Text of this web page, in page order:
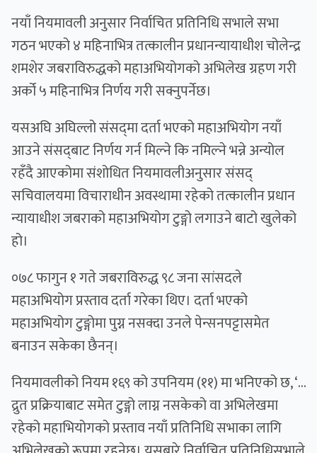
नयाँ नियमावली अनुसार निर्वाचित प्रतिनिधि सभाले सभा
गठन भएको ४ महिनाभित्र तत्कालीन प्रधानन्यायाधीश चोलेन्द्र
शमशेर जबराविरुद्धको महाअभियोगको अभिलेख ग्रहण गरी
अर्को ५ महिनाभित्र निर्णय गरी सक्नुपर्नेछ।
यसअघि अघिल्लो संसद्‌मा दर्ता भएको महाअभियोग नयाँ
आउने संसद्‌बाट निर्णय गर्न मिल्ने कि नमिल्ने भन्ने अन्योल
रहँदै आएकोमा संशोधित नियमावलीअनुसार संसद्
सचिवालयमा विचाराधीन अवस्थामा रहेको तत्कालीन प्रधान
न्यायाधीश जबराको महाअभियोग टुङ्गो लगाउने बाटो खुलेको
हो।
०७८ फागुन १ गते जबराविरुद्ध ९८ जना सांसदले
महाअभियोग प्रस्ताव दर्ता गरेका थिए। दर्ता भएको
महाअभियोग टुङ्गोमा पुग्न नसक्दा उनले पेन्सनपट्टासमेत
बनाउन सकेका छैनन्।
नियमावलीको नियम १६९ को उपनियम (११) मा भनिएको छ, ‘...
द्रुत प्रक्रियाबाट समेत टुङ्गो लाग्न नसकेको वा अभिलेखमा
रहेको महाभियोगको प्रस्ताव नयाँ प्रतिनिधि सभाका लागि